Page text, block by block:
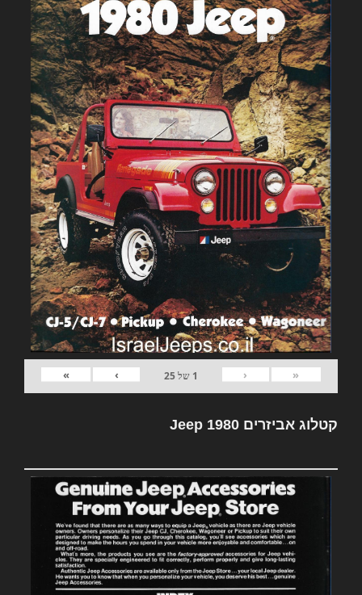
«
‹
1 של25
›
»
קטלוג אביזרים Jeep 1980